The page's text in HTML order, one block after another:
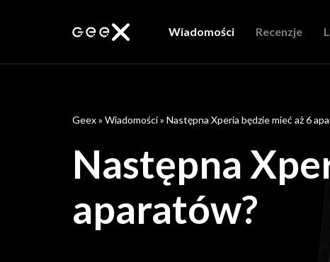
Wiadomości Recenzje
Geex» Wiadomości» Następna Xperia będzie mieć aż 6
Następna
aparatów?